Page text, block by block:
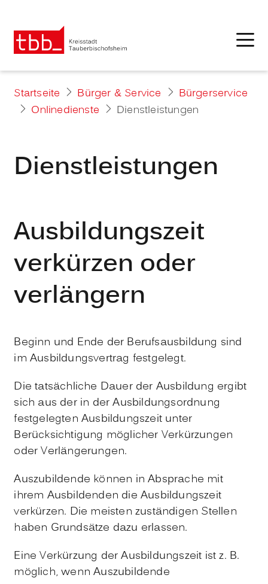
Startseite Bürger & Service
Bürgerservice
Onlinedienste
Dienstleistungen
Dienstleistungen
Ausbildungszeit
verkürzen oder
verlängern
Beginn und Ende der Berufsausbildung sind
im Ausbildungsvertrag festgelegt.
Die tatsächliche Dauer der Ausbildung ergibt
sich aus der in der Ausbildungsordnung
festgelegten Ausbildungszeit unter
Berücksichtigung möglicher Verkürzungen
oder Verlängerungen.
Auszubildende können in Absprache mit
ihrem Ausbildenden die Ausbildungszeit
verkürzen. Die meisten zuständigen Stellen
haben Grundsätze dazu erlassen.
Eine Verkürzung der Ausbildungszeit ist z. B.
möglich, wenn Auszubildende